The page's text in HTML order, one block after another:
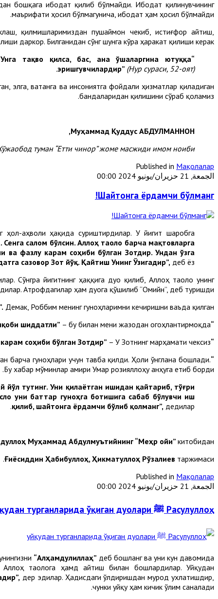
бошқага ибодат қилиб бўлмайди. Ибодат қилинувчининг
маърифати ҳосил бўлмагунича, ибодат ҳам ҳосил бўлмайди.
қилмишларимиздан пушаймон чекиб, истиғфор айтиш,
даркор. Билганидан сўнг шунга кўра ҳаракат қилиши керак.
“
тақво қилса, бас, ана ўшаларгина ютуққа
эришгувчилардир” (Нур сураси, 52-оят).
элга, ватанга ва инсониятга фойдали ҳизматлар қиладиган
бандаларидан қилишини сўраб қоламиз.
Муҳаммад Қуддус АБДУЛМАННОН,
туман “Етти чинор” жоме масжиди имом ноиби.
Published in Мақолалар
الجمعة, 21 حزيران/يونيو 2024 00:00
Шайтонга ёрдамчи бўлманг!
аҳволи ҳақида суриштирдилар. У йигит шаробга
салом бўлсин. Аллоҳ таоло барча мақтовларга
ва фазлу карам соҳиби бўлган Зотдир. Ундан ўзга
ибодатга сазовор Зот йўқ. Қайтиш Унинг Ўзигадир”, деб ёз.
Сўнгра йигитнинг ҳаққига дуо қилиб, Аллоҳ таоло унинг
Атрофдагилар ҳам дуога қўшилиб “Омийн”, деб туришди.
Демак, Роббим менинг гуноҳларимни кечиришни ваъда қилган.
“Тавбани қабул этувчи, иқоби шиддатли”
– бу билан мени жазодан огоҳлантирмоқда.
“Фазлу карам соҳиби бўлган Зотдир”
– У Зотнинг марҳамати чексиз.
“Қайтиш Унинг Ўзигадир”.
барча гуноҳлари учун тавба қилди. Ҳоли ўнглана бошлади.
Бу хабар мўминлар амири Умар розияллоҳу анҳуга етиб борди.
йўл тутинг.Уни қилаётган ишидан қайтариб, тўғри
уни баттар гуноҳга ботишига сабаб бўлувчи иш
қилиб, шайтонга ёрдамчи бўлиб қолманг”, дедилар.
Муҳаммад Абдулмуътийнинг “Меҳр ойи” китобидан
Ғиёсиддин Ҳабибуллоҳ, Ҳикматуллоҳ Рўзалиев таржимаси.
Published in Мақолалар
الجمعة, 21 حزيران/يونيو 2024 00:00
Расулуллоҳ ﷺ уйқудан турганларида ўқиган дуолари
“Алҳамдулиллаҳ” деб бошланг ва уни кун давомида
Аллоҳ таолога ҳамд айтиш билан бошлардилар. Уйқудан
дер эдилар. Ҳадисдаги ўлдиришдан мурод ухлатишдир,
чунки уйқу ҳам кичик ўлим саналади.